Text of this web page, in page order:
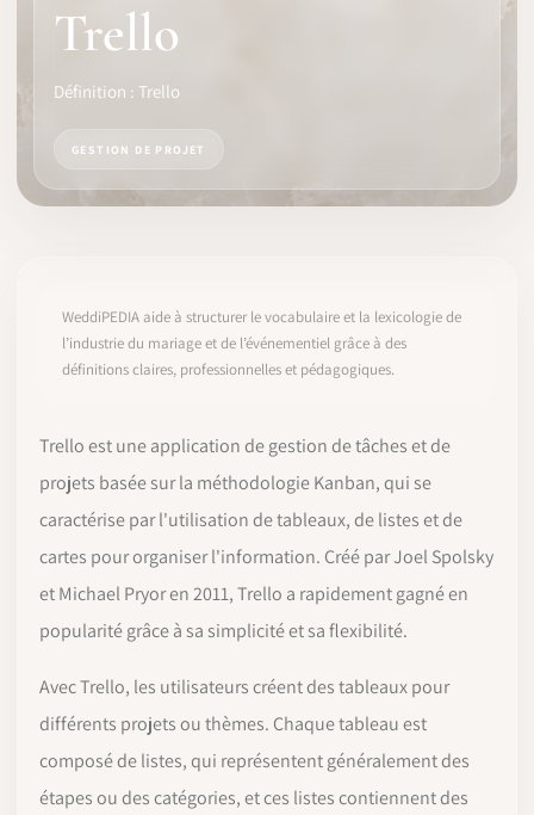
IDENTITÉ PRO
COMMENCER
Trello
Définition : Trello
GESTION DE PROJET
WeddiPEDIA aide à structurer le vocabulaire et la lexicologie de
l’industrie du mariage et de l’événementiel grâce à des
définitions claires, professionnelles et pédagogiques.
Trello est une application de gestion de tâches et de
projets basée sur la méthodologie Kanban, qui se
caractérise par l'utilisation de tableaux, de listes et de
cartes pour organiser l'information. Créé par Joel Spolsky
et Michael Pryor en 2011, Trello a rapidement gagné en
popularité grâce à sa simplicité et sa flexibilité.
Avec Trello, les utilisateurs créent des tableaux pour
différents projets ou thèmes. Chaque tableau est
composé de listes, qui représentent généralement des
étapes ou des catégories, et ces listes contiennent des